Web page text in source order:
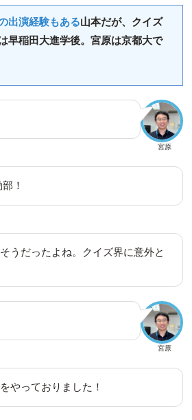
出演経験もある山本だが、クイズ
早稲田大進学後。宮原は京都大で
宮原
！
うだったよね。クイズ界に意外と
宮原
をやっておりました！